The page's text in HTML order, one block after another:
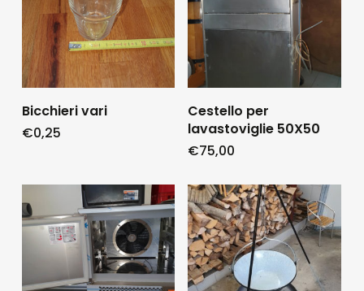
Bicchieri vari
€0,25
Cestello per
lavastoviglie 50X50
€75,00